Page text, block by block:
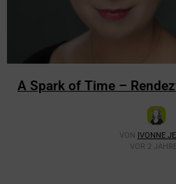
A Spark of Time –
VON IVONNE
VOR 2